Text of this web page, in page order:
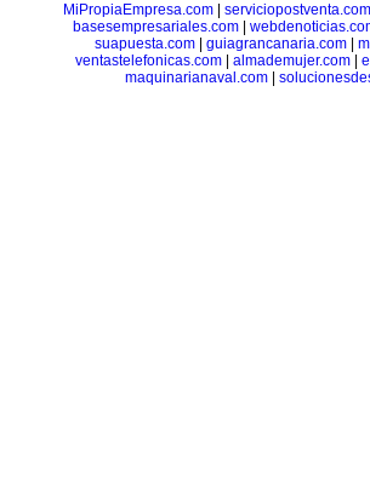
MiPropiaEmpresa.com| serviciopostventa.com
basesempresariales.com|
suapuesta.com
guiagrancanaria.com
ventastelefonicas.com| almademujer.com|
maquinarianaval.com|